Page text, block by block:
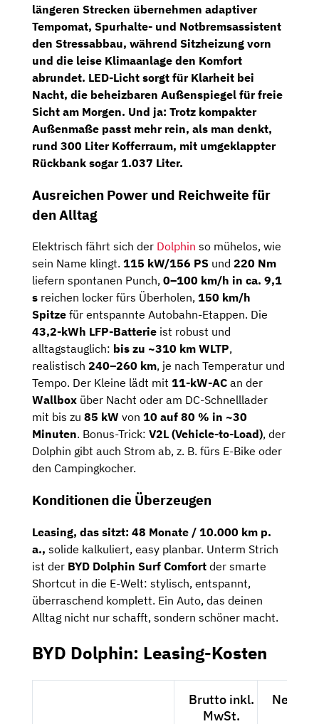
längeren Strecken übernehmen adaptiver
Tempomat, Spurhalte- und Notbremsassistent
den Stressabbau, während Sitzheizung vorn
und die leise Klimaanlage den Komfort
abrundet. LED-Licht sorgt für Klarheit bei
Nacht, die beheizbaren Außenspiegel für freie
Sicht am Morgen. Und ja: Trotz kompakter
Außenmaße passt mehr rein, als man denkt,
rund 300 Liter Kofferraum, mit umgeklappter
Rückbank sogar 1.037 Liter.
Ausreichen Power und Reichweite für
den Alltag
Elektrisch fährt sich der Dolphin so mühelos, wie
sein Name klingt. 115 kW/156 PS und 220 Nm
liefern spontanen Punch, 0–100 km/h in ca. 9,1
s reichen locker fürs Überholen, 150 km/h
Spitze für entspannte Autobahn-Etappen. Die
43,2-kWh LFP-Batterie ist robust und
alltagstauglich: bis zu ~310 km WLTP,
realistisch 240–260 km, je nach Temperatur und
Tempo. Der Kleine lädt mit 11-kW-AC an der
Wallbox über Nacht oder am DC-Schnelllader
mit bis zu 85 kW von 10 auf 80 % in ~30
Minuten. Bonus-Trick: V2L (Vehicle-to-Load), der
Dolphin gibt auch Strom ab, z. B. fürs E-Bike oder
den Campingkocher.
Konditionen die Überzeugen
Leasing, das sitzt: 48 Monate / 10.000 km p.
a., solide kalkuliert, easy planbar. Unterm Strich
ist der BYD Dolphin Surf Comfort der smarte
Shortcut in die E-Welt: stylisch, entspannt,
überraschend komplett. Ein Auto, das deinen
Alltag nicht nur schafft, sondern schöner macht.
BYD Dolphin: Leasing-Kosten
Brutto inkl.
MwSt.
Netto